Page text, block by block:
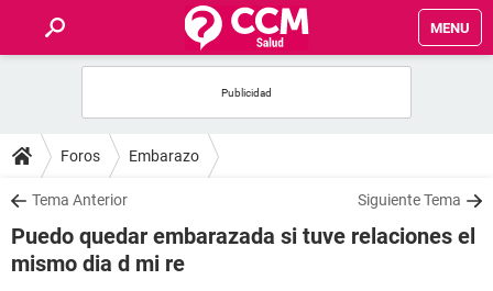
MENU
FOROS
SALUD
FAMILIA
Foros Embarazo
Tema Anterior Siguiente Tema
Puedo quedar embarazada si tuve relaciones el
mismo dia d mi re